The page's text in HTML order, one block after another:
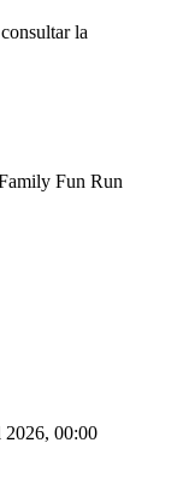
la
Fun Run
2026, 00:00